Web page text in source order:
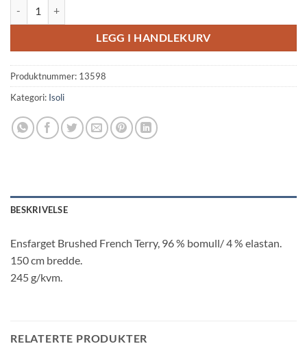
LEGG I HANDLEKURV
Produktnummer: 13598
Kategori: Isoli
BESKRIVELSE
Ensfarget Brushed French Terry, 96 % bomull/ 4 % elastan.
150 cm bredde.
245 g/kvm.
RELATERTE PRODUKTER